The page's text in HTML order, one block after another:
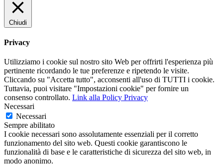
Chiudi
Privacy
Utilizziamo i cookie sul nostro sito Web per offrirti l'esperienza più
pertinente ricordando le tue preferenze e ripetendo le visite.
Cliccando su "Accetta tutto", acconsenti all'uso di TUTTI i cookie.
Tuttavia, puoi visitare "Impostazioni cookie" per fornire un
consenso controllato. Link alla Policy Privacy
Necessari
Necessari
Sempre abilitato
I cookie necessari sono assolutamente essenziali per il corretto
funzionamento del sito web. Questi cookie garantiscono le
funzionalità di base e le caratteristiche di sicurezza del sito web, in
modo anonimo.